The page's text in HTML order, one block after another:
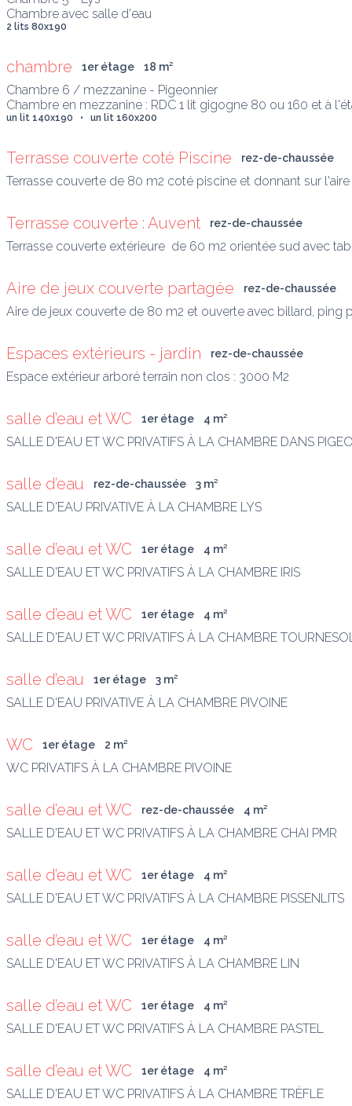
Chambre avec salle d'eau
2 lits 80x190
chambre 1er étage 18 m²
Chambre 6 / mezzanine - Pigeonnier
Chambre en mezzanine : RDC 1 lit gigogne 80 ou 160 et à
un lit 140x190   •   un lit 160x200
Terrasse couverte coté Piscine rez-de-chaussée
Terrasse couverte de 80 m2 coté piscine et donnant sur
Terrasse couverte : Auvent rez-de-chaussée
Terrasse couverte extérieure  de 60 m2 orientée sud avec
Aire de jeux couverte partagée rez-de-chaussée
Aire de jeux couverte de 80 m2 et ouverte avec billard, ping
Espaces extérieurs - jardin rez-de-chaussée
Espace extérieur arboré terrain non clos : 3000 M2
salle d’eau et WC 1er étage 4 m²
SALLE D'EAU ET WC PRIVATIFS À LA CHAMBRE DANS
salle d’eau rez-de-chaussée 3 m²
SALLE D'EAU PRIVATIVE À LA CHAMBRE LYS
salle d’eau et WC 1er étage 4 m²
SALLE D'EAU ET WC PRIVATIFS À LA CHAMBRE IRIS
salle d’eau et WC 1er étage 4 m²
SALLE D'EAU ET WC PRIVATIFS À LA CHAMBRE
salle d’eau 1er étage 3 m²
SALLE D'EAU PRIVATIVE À LA CHAMBRE PIVOINE
WC 1er étage 2 m²
WC PRIVATIFS À LA CHAMBRE PIVOINE
salle d’eau et WC rez-de-chaussée 4 m²
SALLE D'EAU ET WC PRIVATIFS À LA CHAMBRE CHAI PMR
salle d’eau et WC 1er étage 4 m²
SALLE D'EAU ET WC PRIVATIFS À LA CHAMBRE PISSENLITS
salle d’eau et WC 1er étage 4 m²
SALLE D'EAU ET WC PRIVATIFS À LA CHAMBRE LIN
salle d’eau et WC 1er étage 4 m²
SALLE D'EAU ET WC PRIVATIFS À LA CHAMBRE PASTEL
salle d’eau et WC 1er étage 4 m²
SALLE D'EAU ET WC PRIVATIFS À LA CHAMBRE TRÈFLE